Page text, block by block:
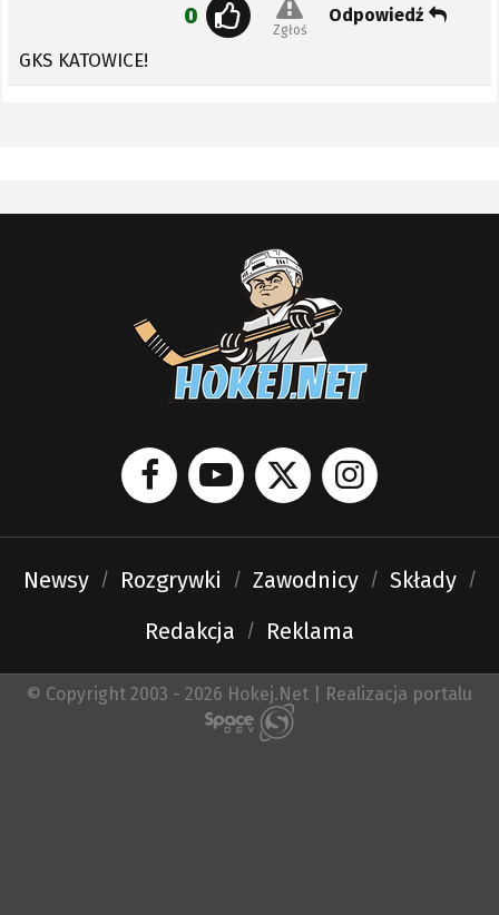
0
Zgłoś
Odpowiedź
GKS KATOWICE!
Newsy Rozgrywki Zawodnicy
Składy
Redakcja
Reklama
© Copyright 2003 - 2026 Hokej.Net | Realizacja portalu